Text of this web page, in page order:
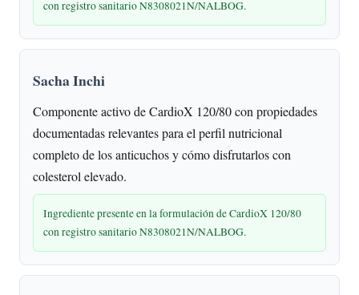
con registro sanitario N8308021N/NALBOG.
Sacha Inchi
Componente activo de CardioX 120/80 con propiedades
documentadas relevantes para el perfil nutricional
completo de los anticuchos y cómo disfrutarlos con
colesterol elevado.
Ingrediente presente en la formulación de CardioX 120/80
con registro sanitario N8308021N/NALBOG.